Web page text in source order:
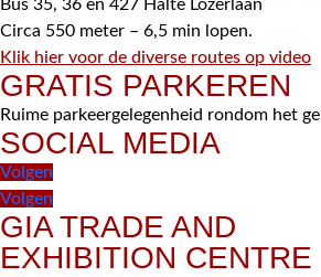
Bus 35, 36 en 427 Halte Lozerlaan
Circa 550 meter – 6,5 min lopen.
Klik hier voor de diverse routes op video
GRATIS PARKEREN
Ruime parkeergelegenheid rondom het
SOCIAL MEDIA
Volgen
Volgen
GIA TRADE AND
EXHIBITION CENTRE